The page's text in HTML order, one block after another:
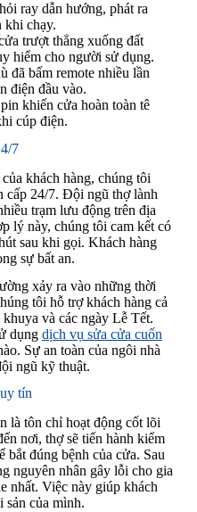
ray dẫn hướng, phát ra
khi chạy.
trượt thẳng xuống đất
hiểm cho người sử dụng.
đã bấm remote nhiều lần
điện đầu vào.
khiến cửa hoàn toàn tê
cúp điện.
7
khách hàng, chúng tôi
cấp 24/7. Đội ngũ thợ lành
trạm lưu động trên địa
lý này, chúng tôi cam kết có
sau khi gọi. Khách hàng
sự bất an.
xảy ra vào những thời
tôi hỗ trợ khách hàng cả
và các ngày Lễ Tết.
dụng dịch vụ sửa cửa cuốn
Sự an toàn của ngôi nhà
ngũ kỹ thuật.
tín
là tôn chỉ hoạt động cốt lõi
nơi, thợ sẽ tiến hành kiểm
bắt đúng bệnh của cửa. Sau
nguyên nhân gây lỗi cho gia
nhất. Việc này giúp khách
sản của mình.